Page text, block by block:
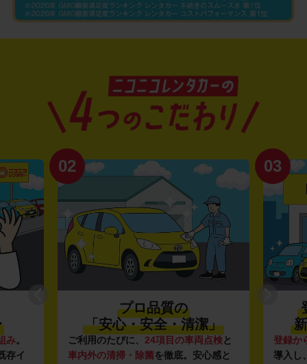
み。
存イ
02
プロ品質の
「安心・安全・清潔」
ご利用のたびに、 24項目の車両点検と
車内外の清掃・除菌を徹底。安心感と
03
登録か
導入し